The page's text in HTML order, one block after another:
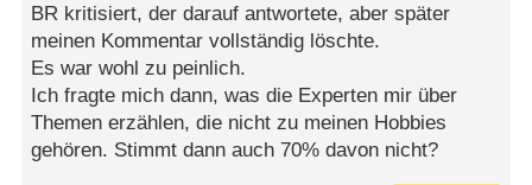
BR kritisiert, der darauf antwortete, aber später
meinen Kommentar vollständig löschte.
Es war wohl zu peinlich.
Ich fragte mich dann, was die Experten mir über
Themen erzählen, die nicht zu meinen Hobbies
gehören. Stimmt dann auch 70% davon nicht?